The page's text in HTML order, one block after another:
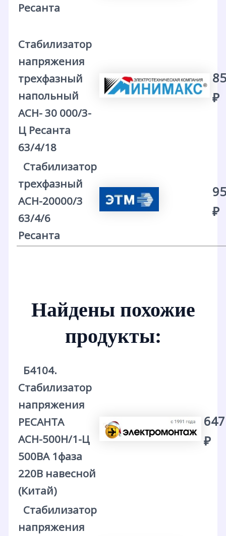
Ресанта
Стабилизатор
напряжения
трехфазный
напольный
АСН- 30 000/3-
Ц Ресанта
63/4/18
₽
Стабилизатор
трехфазный
АСН-20000/3
63/4/6
Ресанта
₽
Найдены похожие
продукты:
Б4104.
Стабилизатор
напряжения
РЕСАНТА
АСН-500Н/1-Ц
500ВА 1фаза
220В навесной
(Китай)
₽
Стабилизатор
напряжения